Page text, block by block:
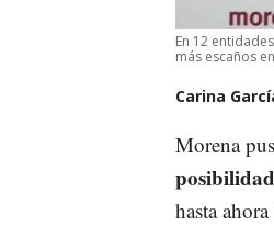
En 12
más escaños
Carina
Morena
hasta